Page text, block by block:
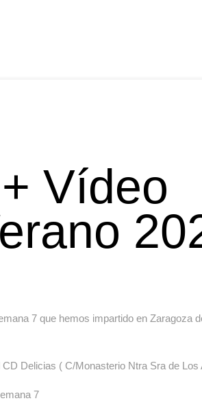
Vídeo
7 que hemos impartido en Zaragoza
Delicias ( C/Monasterio Ntra Sra de Los
7